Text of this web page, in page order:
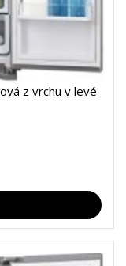
z vrchu v levé